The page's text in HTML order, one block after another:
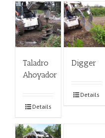
Taladro
Ahoyador
Details
Digger
Details